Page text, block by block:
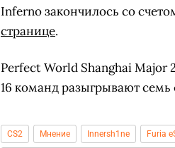
Inferno закончилось со
странице.
Perfect World Shanghai Major
16 команд разыгрывают
CS2 Мнение Innersh1ne Furia